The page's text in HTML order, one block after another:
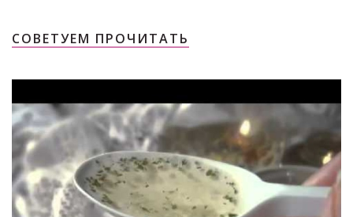
СОВЕТУЕМ ПРОЧИТАТЬ